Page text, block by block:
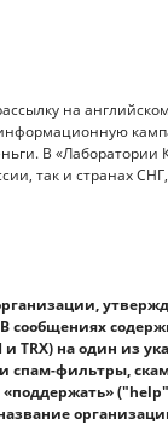
на
В «Лаборатории
так и странах
TRX) на один из
спам-фильтры,